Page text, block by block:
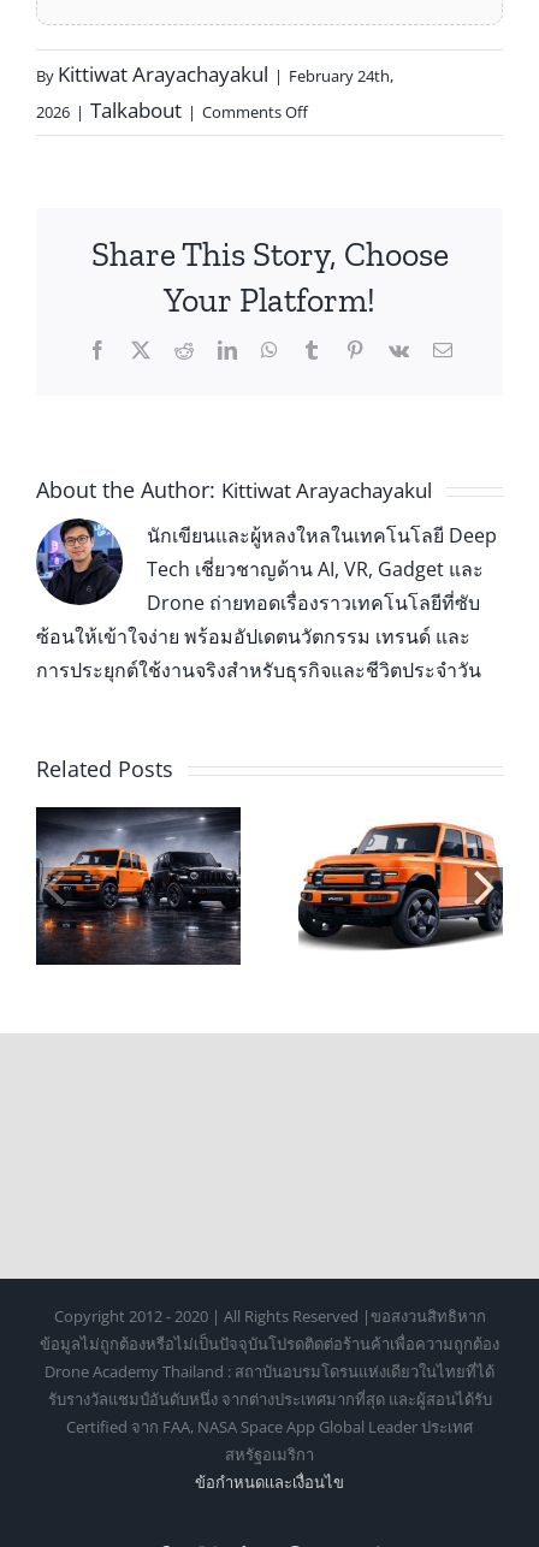
By Kittiwat Arayachayakul | February 24th,
2026 | Talkabout | Comments Off
Share This Story, Choose
Your Platform!
About the Author: Kittiwat Arayachayakul
นักเขียนและผู้หลงใหลในเทคโนโลยี Deep
Tech เชี่ยวชาญด้าน AI, VR, Gadget และ
Drone ถ่ายทอดเรื่องราวเทคโนโลยีที่ซับ
ซ้อนให้เข้าใจง่าย พร้อมอัปเดตนวัตกรรม เทรนด์ และ
การประยุกต์ใช้งานจริงสำหรับธุรกิจและชีวิตประจำวัน
Related Posts
CHERY V23
รถไฟฟ้าทรงกล่อง
สุดเท่ สเปกแน่น
พร้อมลุยทั้งใน
นวัตกรรม UV
Printer สำหรับผู้
ใช้งานระดับ
🎨
Copyright 2012 - 2020 | All Rights Reserved |ขอสงวนสิทธิหาก
ข้อมูลไม่ถูกต้องหรือไม่เป็นปัจจุบันโปรดติดต่อร้านค้าเพื่อความถูกต้อง
Drone Academy Thailand : สถาบันอบรมโดรนแห่งเดียวในไทยที่ได้
รับรางวัลแชมป์อันดับหนึ่ง จากต่างประเทศมากที่สุด และผู้สอนได้รับ
Certified จาก FAA, NASA Space App Global Leader ประเทศ
สหรัฐอเมริกา
ข้อกำหนดเเละเงื่อนไข